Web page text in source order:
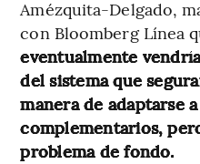
Amézquita-Delgado,
con Bloomberg Línea
eventualmente
del sistema que
manera de adaptarse
complementarios,
problema de fondo.